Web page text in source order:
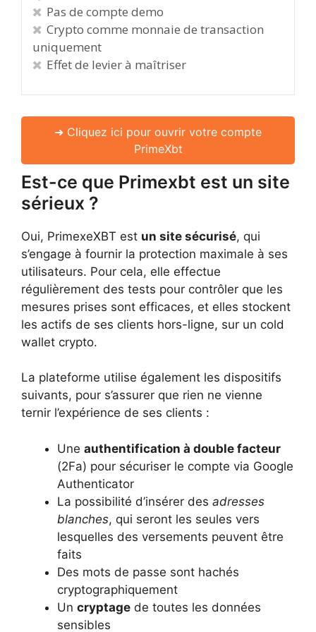
Pas de compte demo
Crypto comme monnaie de transaction
uniquement
Effet de levier à maîtriser
➜ Cliquez ici pour ouvrir votre compte
PrimeXbt
Est-ce que Primexbt est un site
sérieux ?
Oui, PrimexeXBT est un site sécurisé, qui
s’engage à fournir la protection maximale à ses
utilisateurs. Pour cela, elle effectue
régulièrement des tests pour contrôler que les
mesures prises sont efficaces, et elles stockent
les actifs de ses clients hors-ligne, sur un cold
wallet crypto.
La plateforme utilise également les dispositifs
suivants, pour s’assurer que rien ne vienne
ternir l’expérience de ses clients :
Une authentification à double facteur
(2Fa) pour sécuriser le compte via Google
Authenticator
La possibilité d’insérer des adresses
blanches, qui seront les seules vers
lesquelles des versements peuvent être
faits
Des mots de passe sont hachés
cryptographiquement
Un cryptage de toutes les données
sensibles